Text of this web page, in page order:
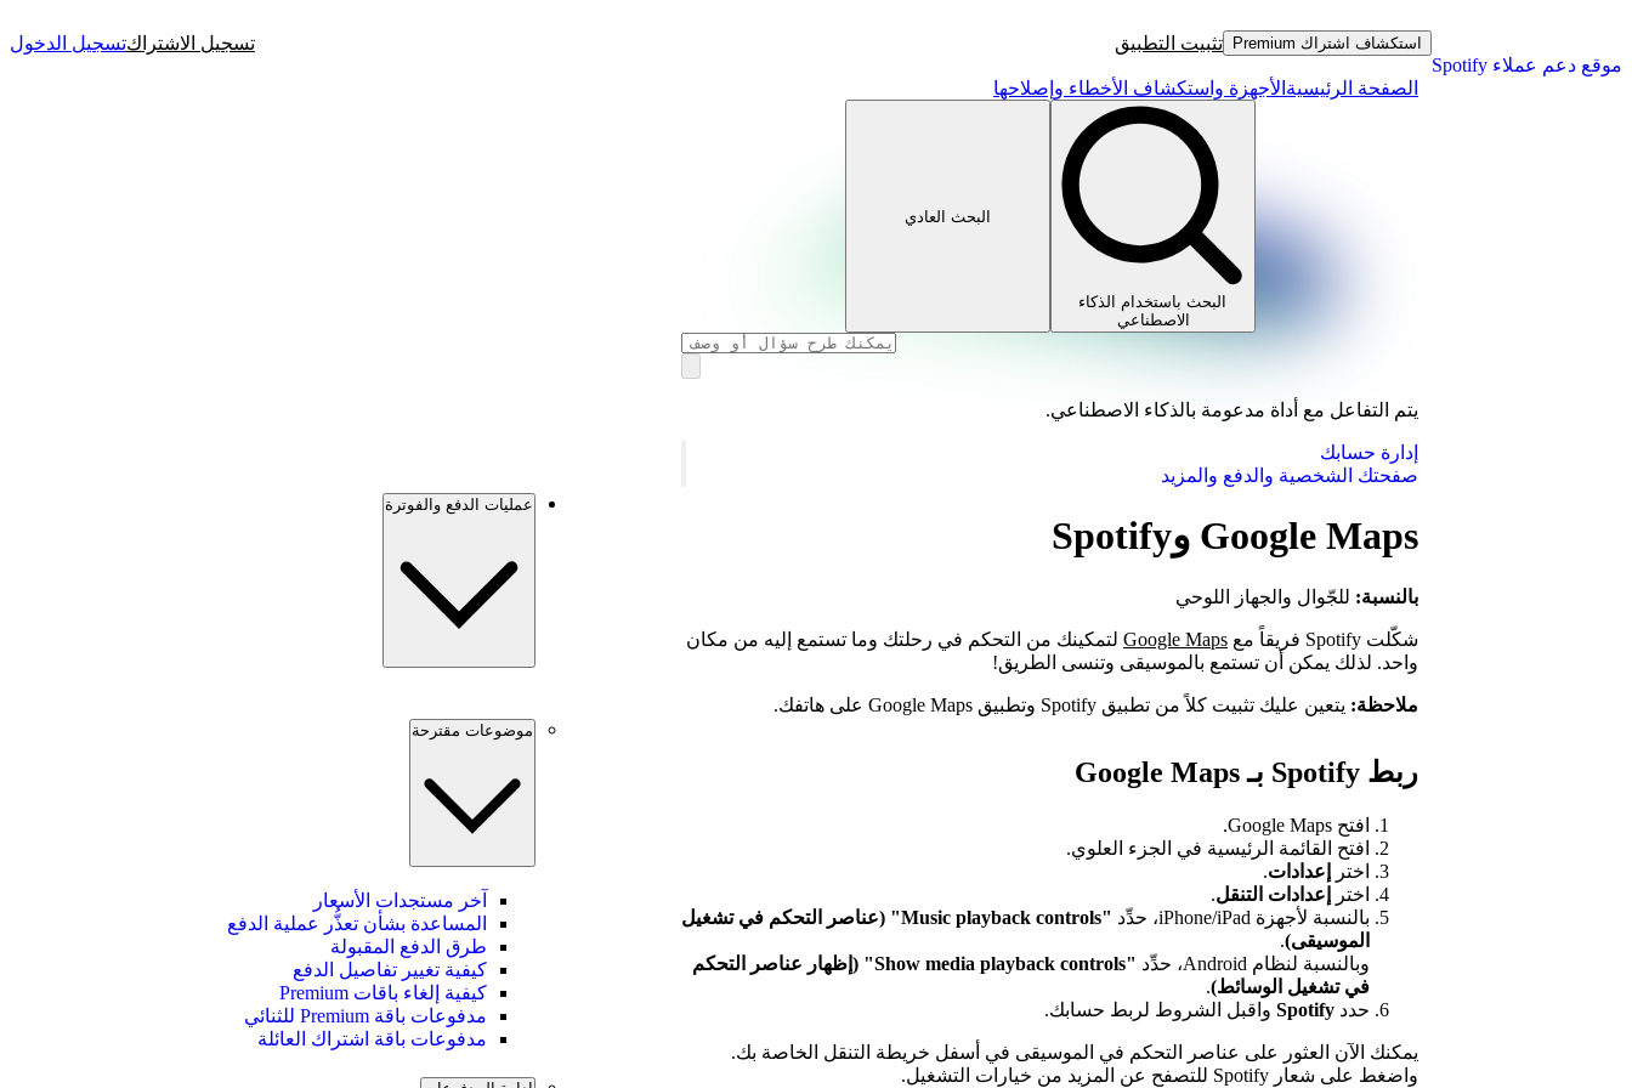
موقع دعم عملاء Spotify
استكشاف اشتراك Premium تثبيت التطبيق تسجيل الاشتراكتسجيل الدخول
الصفحة الرئيسية الأجهزة واستكشاف الأخطاء وإصلاحها
البحث باستخدام الذكاء
الاصطناعي
البحث العادي
يتم التفاعل مع أداة مدعومة بالذكاء الاصطناعي.
إدارة حسابك
صفحتك الشخصية والدفع والمزيد
Google Maps وSpotify
بالنسبة: للجّوال والجهاز اللوحي
شكّلت Spotify فريقاً مع Google Maps لتمكينك من التحكم في رحلتك وما تستمع إليه من مكان
واحد. لذلك يمكن أن تستمع بالموسيقى وتنسى الطريق!
ملاحظة: يتعين عليك تثبيت كلاً من تطبيق Spotify وتطبيق Google Maps على هاتفك.
ربط Spotify بـ Google Maps
افتح Google Maps.
افتح القائمة الرئيسية في الجزء العلوي.
اختر
إعدادات.
اختر
إعدادات التنقل.
بالنسبة لأجهزة iPhone/iPad، حدِّد
"Music playback controls" (عناصر التحكم في تشغيل
الموسيقى).
وبالنسبة لنظام Android، حدِّد
"Show media playback controls" (إظهار عناصر التحكم
في تشغيل الوسائط).
حدد Spotify واقبل الشروط لربط حسابك.
يمكنك الآن العثور على عناصر التحكم في الموسيقى في أسفل خريطة التنقل الخاصة بك.
واضغط على شعار Spotify للتصفح عن المزيد من خيارات التشغيل.
عمليات الدفع والفوترة
موضوعات مقترحة
آخر مستجدات الأسعار
المساعدة بشأن تعذُّر عملية الدفع
طرق الدفع المقبولة
كيفية تغيير تفاصيل الدفع
كيفية إلغاء باقات Premium
مدفوعات باقة Premium للثنائي
مدفوعات باقة اشتراك العائلة